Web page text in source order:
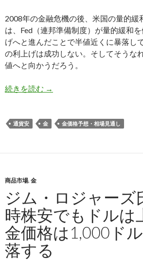
2008年の金融危機の後、米国の量的緩
は、Fed（連邦準備制度）が量的緩和
げへと進んだことで半値近くに暴落し
の利上げは成功しない。そしてそうな
値へと向かうだろう。
続きを読む 金買い増し: 2016年、アメ
→
通貨安 金 金価格予想・相場見通し
商品市場, 金
ジム・ロジャーズ
時株安でもドルは
金価格は1,000ド
落する